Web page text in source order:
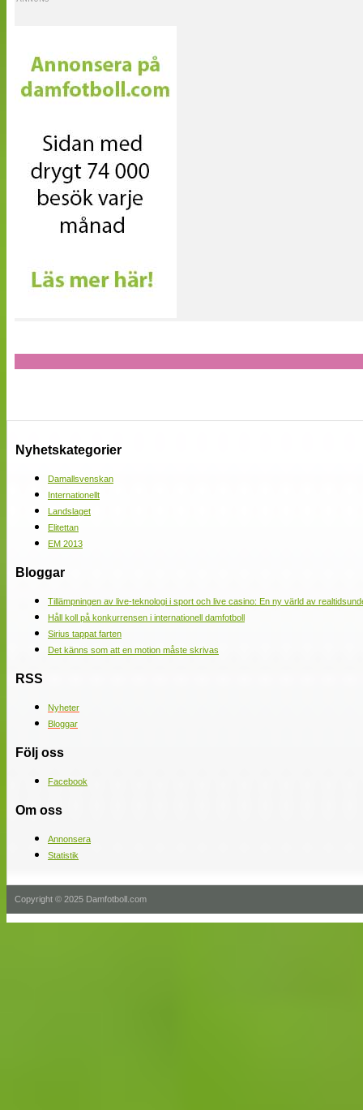
Nyhetskategorier
Damallsvenskan
Internationellt
Landslaget
Elitettan
EM 2013
Bloggar
Tillämpningen av live-teknologi i sport och live casino: En ny värld av
Håll koll på konkurrensen i internationell damfotboll
Sirius tappat farten
Det känns som att en motion måste skrivas
RSS
Nyheter
Bloggar
Följ oss
Facebook
Om oss
Annonsera
Statistik
Copyright © 2025 Damfotboll.com